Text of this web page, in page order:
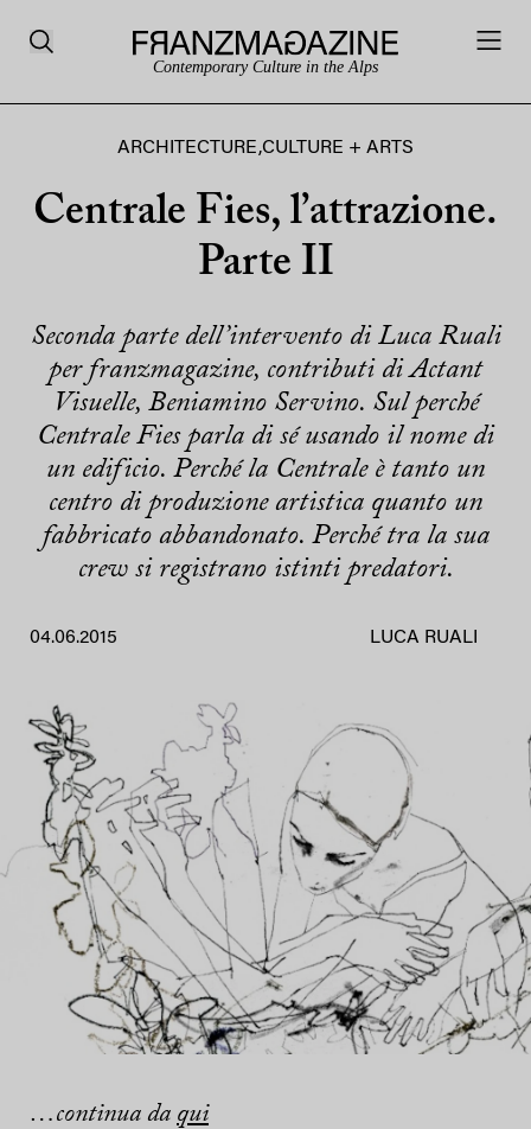
Contemporary Culture in the Alps
ARCHITECTURE,CULTURE + ARTS
Centrale Fies, l’attrazione.
Parte II
Seconda parte dell’intervento di Luca Ruali
per franzmagazine, contributi di Actant
Visuelle, Beniamino Servino. Sul perché
Centrale Fies parla di sé usando il nome di
un edificio. Perché la Centrale è tanto un
centro di produzione artistica quanto un
fabbricato abbandonato. Perché tra la sua
crew si registrano istinti predatori.
04.06.2015 LUCA RUALI
…continua da qui